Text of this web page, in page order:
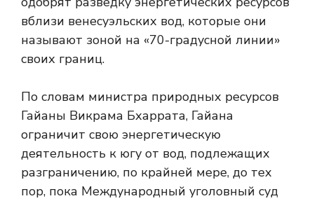
вблизи венесуэльских вод, которые они
называют зоной на «70-градусной линии»
своих границ.
По словам министра природных ресурсов
Гайаны Викрама Бхаррата, Гайана
ограничит свою энергетическую
деятельность к югу от вод, подлежащих
разграничению, по крайней мере, до тех
пор, пока Международный уголовный суд